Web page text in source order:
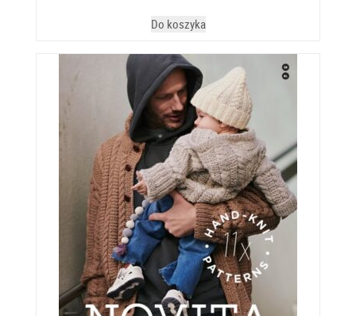
Do koszyka